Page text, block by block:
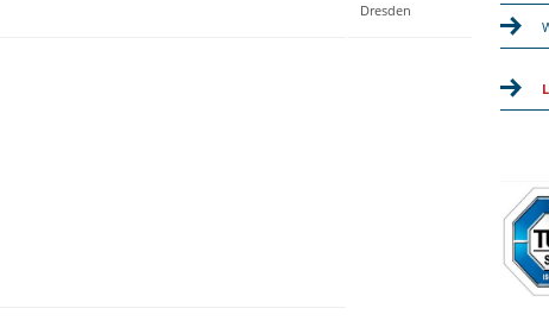
Dresden